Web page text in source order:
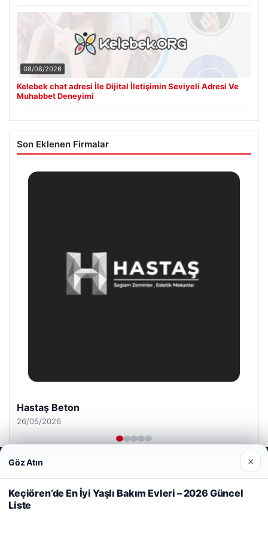
08/08/2026
Kelebek chat adresi İle Dijital İletişimin Seviyeli Adresi Ve
Muhabbet Deneyimi
Son Eklenen Firmalar
Hastaş Beton
26/05/2026
Web sitemizi nasıl kullandığınızı daha iyi anlayabilmek,
deneyiminizi kişiselleştirmek ve geliştirmek amacıyla çerezler
kullanıyoruz.
Çerez Politikamız
Reddet
Göz Atın ×
Keçiören’de En İyi Yaşlı Bakım Evleri – 2026 Güncel
Liste